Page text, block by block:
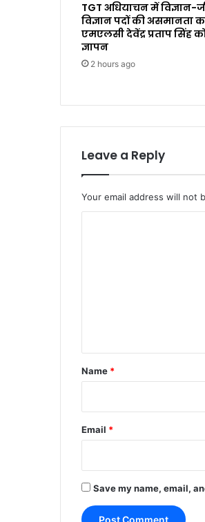
TGT अधियाचन में विज्ञान-
विज्ञान पदों की असमानता
एमएलसी देवेंद्र प्रताप सिंह
ज्ञापन
2 hours ago
Leave a Reply
Your email address will not
*
Name *
Email *
Save my name, email,